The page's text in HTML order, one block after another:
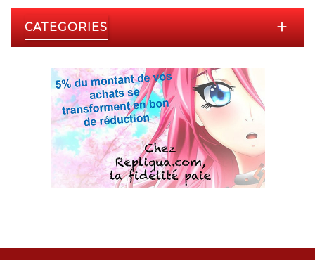
CATEGORIES 